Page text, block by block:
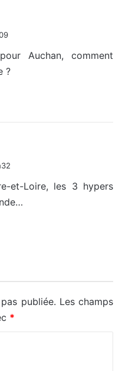
Auchan, comment
?
et-Loire, les 3 hypers
publiée. Les champs
*